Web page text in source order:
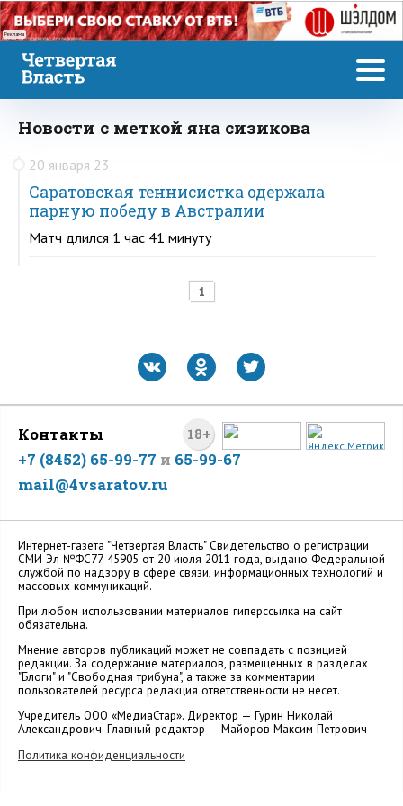
Реклама
Новости с меткой яна сизикова
20 января 23
Саратовская теннисистка одержала
парную победу в Австралии
Матч длился 1 час 41 минуту
1
18+
Контакты
+7 (8452) 65-99-77 и 65-99-67
mail@4vsaratov.ru
Интернет-газета "Четвертая Власть" Cвидетельство о регистрации
СМИ Эл №ФС77-45905 от 20 июля 2011 года, выдано Федеральной
службой по надзору в сфере связи, информационных технологий и
массовых коммуникаций.
При любом использовании материалов гиперссылка на сайт
обязательна.
Мнение авторов публикаций может не совпадать с позицией
редакции. За содержание материалов, размещенных в разделах
"Блоги" и "Свободная трибуна", а также за комментарии
пользователей ресурса редакция ответственности не несет.
Учредитель ООО «МедиаСтар». Директор — Гурин Николай
Александрович. Главный редактор — Майоров Максим Петрович
Политика конфиденциальности